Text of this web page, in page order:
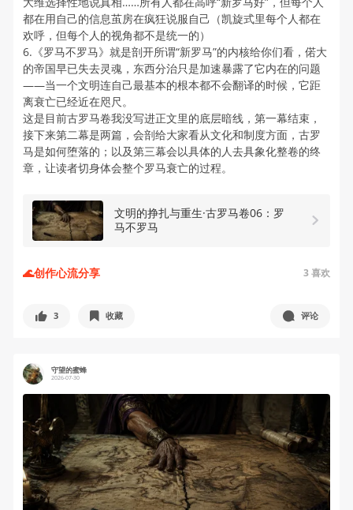
都在用自己的信息茧房在疯狂说服自己（凯旋式里每个人都在
欢呼，但每个人的视角都不是统一的）
6.《罗马不罗马》就是剖开所谓“新罗马”的内核给你们看，偌大
的帝国早已失去灵魂，东西分治只是加速暴露了它内在的问题
——当一个文明连自己最基本的根本都不会翻译的时候，它距
离衰亡已经近在咫尺。
这是目前古罗马卷我没写进正文里的底层暗线，第一幕结束，
接下来第二幕是两篇，会剖给大家看从文化和制度方面，古罗
马是如何堕落的；以及第三幕会以具体的人去具象化整卷的终
章，让读者切身体会整个罗马衰亡的过程。
文明的挣扎与重生·古罗马卷06：罗
马不罗马
🌊创作心流分享 3喜欢
3 收藏 评论
守望的蜜蜂
2026-07-30